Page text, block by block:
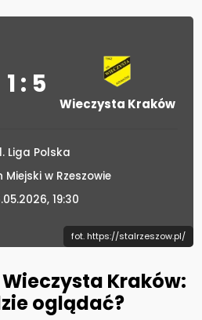
1 : 5
Wieczysta Kraków
Liga Polska
Miejski w Rzeszowie
19:30
fot. https://stalrzeszow.pl/
Kraków:
oglądać?